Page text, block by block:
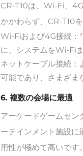
CR-T10は、Wi-Fi、
かかわらず、CR-T10
Wi-Fiおよび4G接続：
に、システムをWi-Fi
ネットケーブル接続：
可能であり、さまざま
6. 複数の会場に最適
アーケードゲームセン
ーテインメント施設に
用性が極めて高いです。